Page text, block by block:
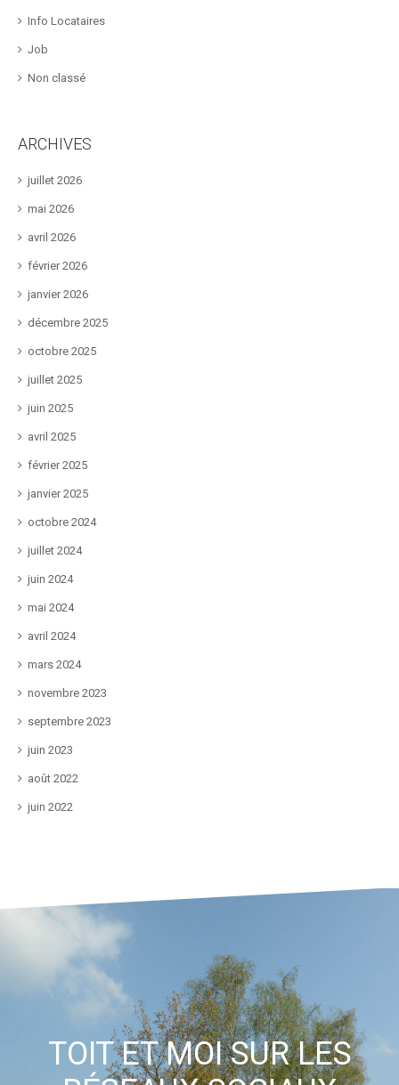
Info Locataires
Job
Non classé
ARCHIVES
juillet 2026
mai 2026
avril 2026
février 2026
janvier 2026
décembre 2025
octobre 2025
juillet 2025
juin 2025
avril 2025
février 2025
janvier 2025
octobre 2024
juillet 2024
juin 2024
mai 2024
avril 2024
mars 2024
novembre 2023
septembre 2023
juin 2023
août 2022
juin 2022
TOIT ET MOI SUR LES